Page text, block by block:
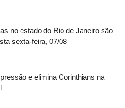
no estado do Rio de Janeiro são
sexta-feira, 07/08
e elimina Corinthians na